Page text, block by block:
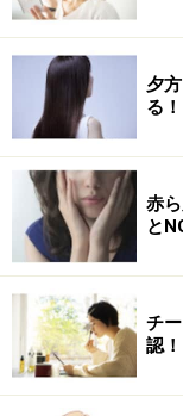
「白髪染め
白髪が気になる
抵抗があるようで
多いのではないで
方についてご紹
リンク： 「白髪染め」とヘ
夕
る！
赤
と
チ
認！